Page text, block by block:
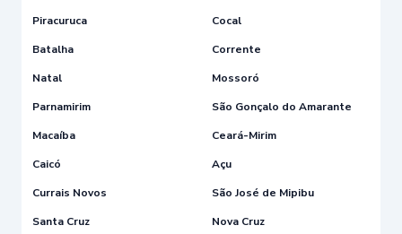
Piracuruca
Cocal
Batalha
Corrente
Natal
Mossoró
Parnamirim
São Gonçalo do Amarante
Macaíba
Ceará-Mirim
Caicó
Açu
Currais Novos
São José de Mipibu
Santa Cruz
Nova Cruz